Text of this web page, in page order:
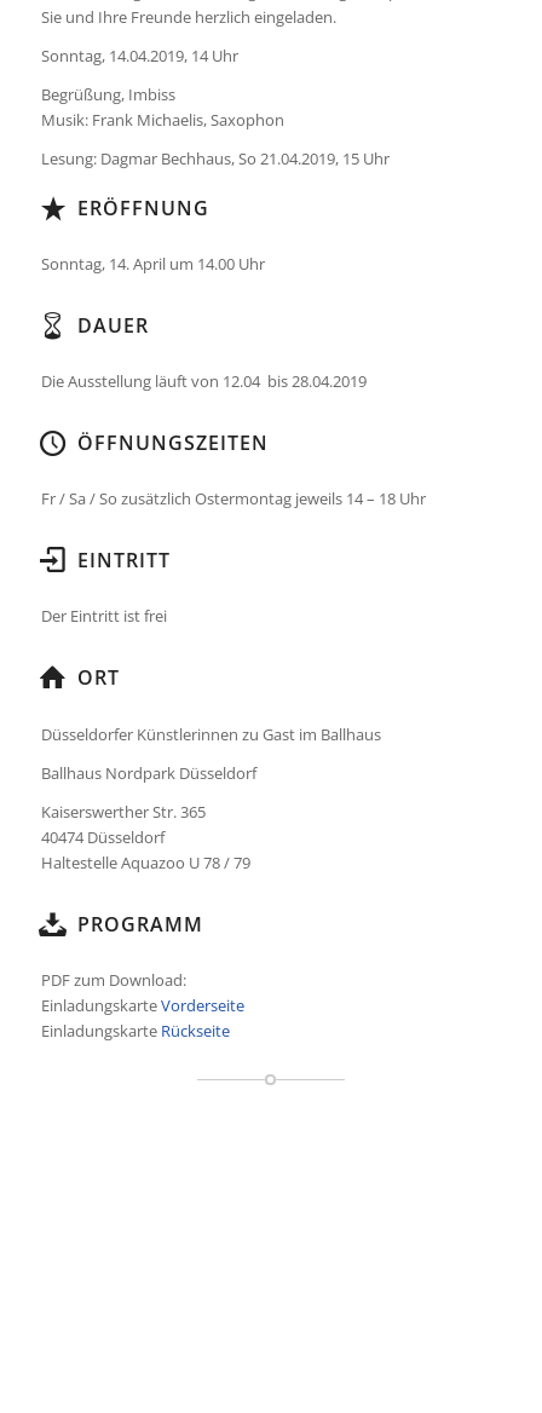
Sie und Ihre Freunde herzlich eingeladen.
Sonntag, 14.04.2019, 14 Uhr
Begrüßung, Imbiss
Musik: Frank Michaelis, Saxophon
Lesung: Dagmar Bechhaus, So 21.04.2019, 15 Uhr
ERÖFFNUNG
Sonntag, 14. April um 14.00 Uhr
DAUER
Die Ausstellung läuft von 12.04 bis 28.04.2019
ÖFFNUNGSZEITEN
Fr / Sa / So zusätzlich Ostermontag jeweils 14 – 18 Uhr
EINTRITT
Der Eintritt ist frei
ORT
Düsseldorfer Künstlerinnen zu Gast im Ballhaus
Ballhaus Nordpark Düsseldorf
Kaiserswerther Str. 365
40474 Düsseldorf
Haltestelle Aquazoo U 78 / 79
PROGRAMM
PDF zum Download:
EinladungskarteVorderseite
Einladungskarte Rückseite